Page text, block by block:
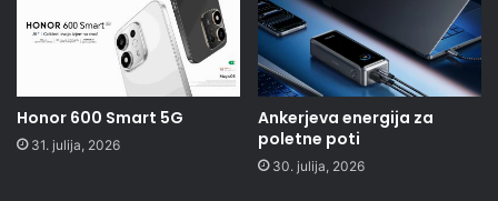
Honor 600 Smart 5G
31. julija, 2026
Ankerjeva energija za
poletne poti
30. julija, 2026